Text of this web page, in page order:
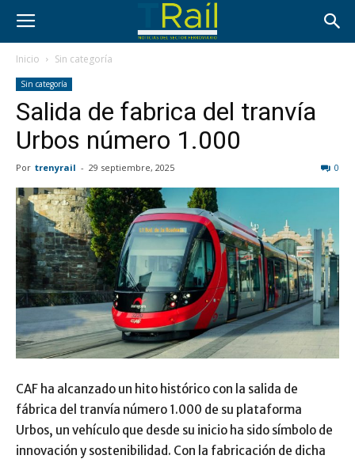
Inicio Sin categoría
Sin categoría
Salida de fabrica del tranvía
Urbos número 1.000
Por trenyrail - 29 septiembre, 2025 0
CAF ha alcanzado un hito histórico con la salida de
fábrica del tranvía número 1.000 de su plataforma
Urbos, un vehículo que desde su inicio ha sido símbolo de
innovación y sostenibilidad. Con la fabricación de dicha